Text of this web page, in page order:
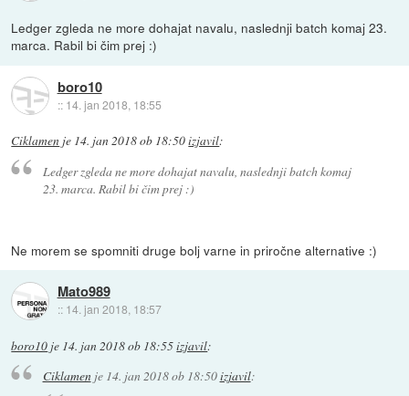
Ledger zgleda ne more dohajat navalu, naslednji batch komaj 23.
marca. Rabil bi čim prej :)
boro10
:: 14. jan 2018, 18:55
Ciklamen je 14. jan 2018 ob 18:50izjavil:
Ledger zgleda ne more dohajat navalu, naslednji batch komaj
23. marca. Rabil bi čim prej :)
Ne morem se spomniti druge bolj varne in priročne alternative :)
Mato989
:: 14. jan 2018, 18:57
boro10 je 14. jan 2018 ob 18:55izjavil:
Ciklamenje 14. jan 2018 ob 18:50izjavil: